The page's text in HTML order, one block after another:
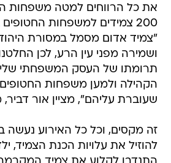
את כל הרווחים למטה משפחות
200 צמידים למשפחות
"צמיד אדום מסמל במסורת
ושמירה מפני עין הרע, לכן
תרומתו של העסק המשפחתי
הקהילה ולמען משפחות
שעוברת עליהם", מציין אור
זה מקסים, וכל כל האירוע נעשה
להוזיל את עלויות הכנת הצמיד,